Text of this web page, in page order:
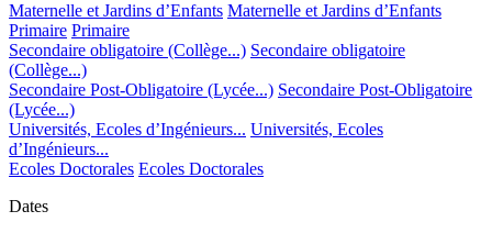
Maternelle et Jardins d’Enfants Maternelle et Jardins d’Enfants
Primaire Primaire
Secondaire obligatoire (Collège...) Secondaire obligatoire
(Collège...)
Secondaire Post-Obligatoire (Lycée...) Secondaire Post-Obligatoire
(Lycée...)
Universités, Ecoles d’Ingénieurs... Universités, Ecoles
d’Ingénieurs...
Ecoles Doctorales Ecoles Doctorales
Dates